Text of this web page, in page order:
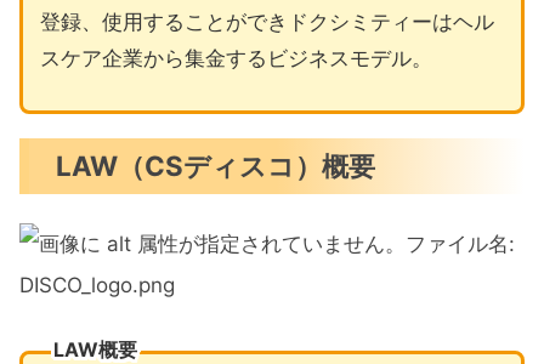
登録、使用することができドクシミティーはヘル
スケア企業から集金するビジネスモデル。
LAW（CSディスコ）概要
LAW概要